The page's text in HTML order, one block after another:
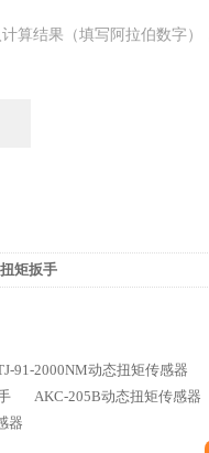
算结果（填写阿拉伯数字）
矩扳手
91-2000NM动态扭矩传感器
AKC-205B动态扭矩传感器
器